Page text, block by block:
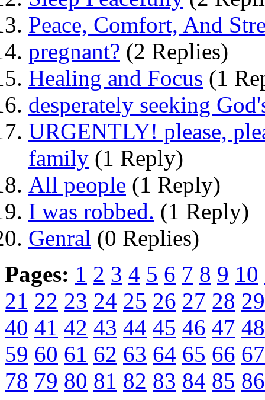
Peace, Comfort, And
pregnant? (2 Replies)
Healing and Focus (1
desperately seeking
URGENTLY! please,
family (1 Reply)
All people (1 Reply)
I was robbed. (1 Reply)
Genral (0 Replies)
Pages: 1 2 3 4 5 6 7 8 9 10
21 22 23 24 25 26 27 28 29
40 41 42 43 44 45 46 47 48
59 60 61 62 63 64 65 66 67
78 79 80 81 82 83 84 85 86